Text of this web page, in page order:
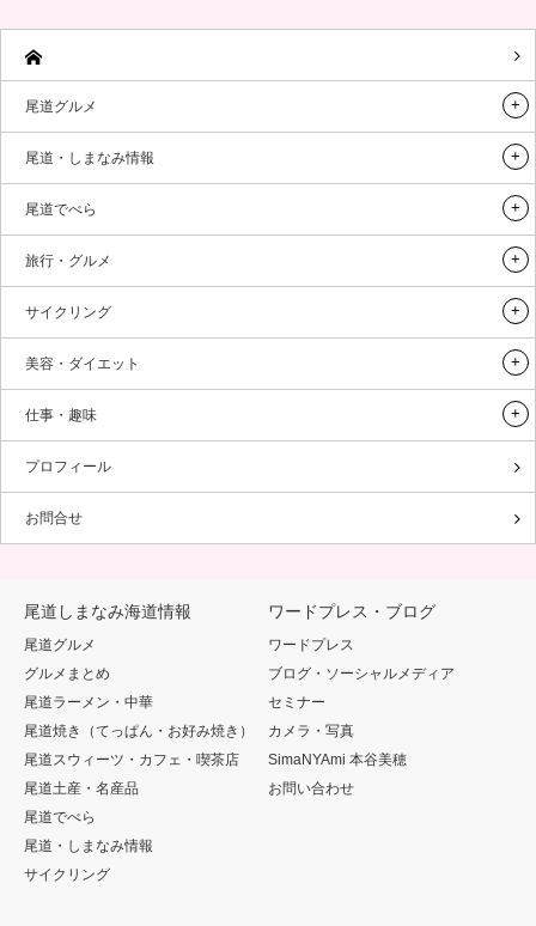
尾道グルメ
尾道・しまなみ情報
尾道でべら
旅行・グルメ
サイクリング
美容・ダイエット
仕事・趣味
プロフィール
お問合せ
尾道しまなみ海道情報
尾道グルメ
グルメまとめ
尾道ラーメン・中華
尾道焼き（てっぱん・お好み焼き）
尾道スウィーツ・カフェ・喫茶店
尾道土産・名産品
尾道でべら
尾道・しまなみ情報
サイクリング
ワードプレス・ブログ
ワードプレス
ブログ・ソーシャルメディア
セミナー
カメラ・写真
SimaNYAmi 本谷美穂
お問い合わせ